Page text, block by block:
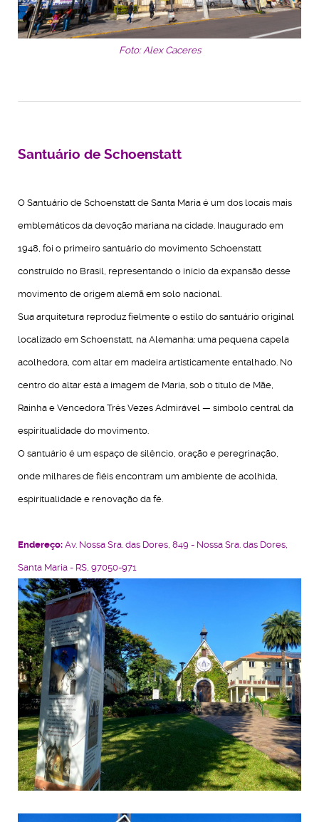
Foto: Alex Caceres
Santuário de Schoenstatt
O Santuário de Schoenstatt de Santa Maria é um dos locais mais
emblemáticos da devoção mariana na cidade. Inaugurado em
1948, foi o primeiro santuário do movimento Schoenstatt
construído no Brasil, representando o início da expansão desse
movimento de origem alemã em solo nacional.
Sua arquitetura reproduz fielmente o estilo do santuário original
localizado em Schoenstatt, na Alemanha: uma pequena capela
acolhedora, com altar em madeira artisticamente entalhado. No
centro do altar está a imagem de Maria, sob o título de Mãe,
Rainha e Vencedora Três Vezes Admirável — símbolo central da
espiritualidade do movimento.
O santuário é um espaço de silêncio, oração e peregrinação,
onde milhares de fiéis encontram um ambiente de acolhida,
espiritualidade e renovação da fé.
Endereço: Av. Nossa Sra. das Dores, 849 - Nossa Sra. das Dores,
Santa Maria - RS, 97050-971